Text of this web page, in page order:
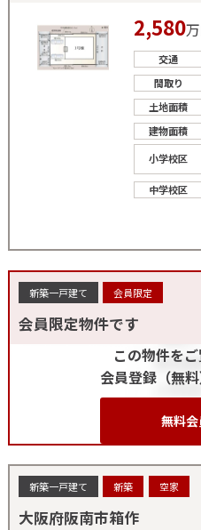
2,580
交通
間取り
土地面積
建物面積
小学校区
中学校区
新築一戸建て 会員限定
会員限定物件です
この物件をご
会員登録（無料
無料
新築一戸建て 新築 空家
大阪府阪南市箱作